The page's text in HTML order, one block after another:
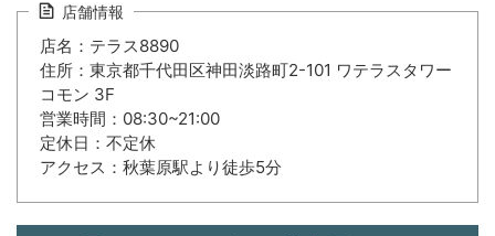
店舗情報
店名：テラス8890
住所：東京都千代田区神田淡路町2-101 ワテラスタワー
コモン 3F
営業時間：08:30~21:00
定休日：不定休
アクセス：秋葉原駅より徒歩5分